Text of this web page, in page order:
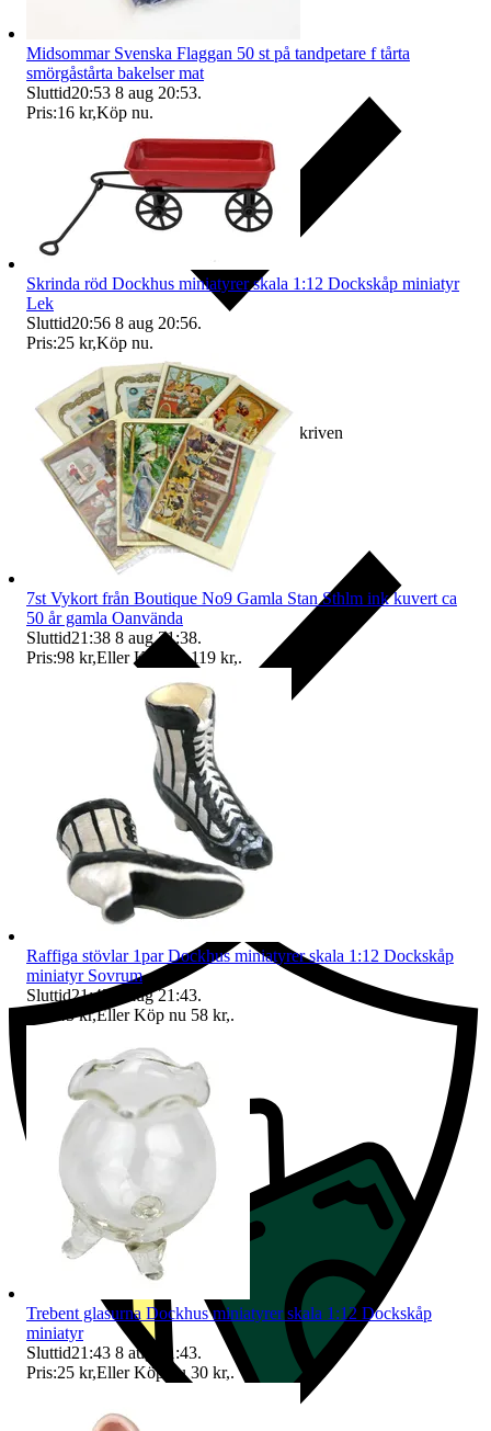
Ersättning om varan inte är som beskriven
Ersättning om du inte får din vara
Midsommar Svenska Flaggan 50 st på tandpetare f tårta
smörgåstårta bakelser mat
Sluttid20:53 8 aug 20:53.
Pris:16 kr,Köp nu.
Skrinda röd Dockhus miniatyrer skala 1:12 Dockskåp miniatyr
Lek
Sluttid20:56 8 aug 20:56.
Pris:25 kr,Köp nu.
7st Vykort från Boutique No9 Gamla Stan Sthlm ink kuvert ca
50 år gamla Oanvända
Sluttid21:38 8 aug 21:38.
Pris:98 kr,Eller Köp nu 119 kr,.
Raffiga stövlar 1par Dockhus miniatyrer skala 1:12 Dockskåp
miniatyr Sovrum
Sluttid21:43 8 aug 21:43.
45 kr,Eller Köp nu 58 kr,.
Trebent glasurna Dockhus miniatyrer skala 1:12 Dockskåp
miniatyr
Sluttid21:43 8 aug 21:43.
Pris:25 kr,Eller Köp nu 30 kr,.